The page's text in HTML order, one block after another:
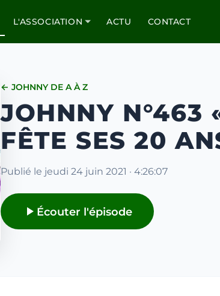
L'ASSOCIATION ACTU CONTACT
← JOHNNY DE A À Z
JOHNNY N°463
FÊTE SES 20
Publié le jeudi 24 juin 2021 · 4:26:07
Écouter l'épisode